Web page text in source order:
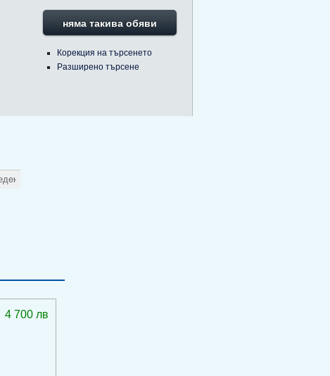
няма такива обяви
Корекция на търсенето
Разширено търсене
4 700 лв